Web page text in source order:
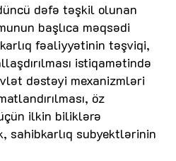
dəfə təşkil olunan
başlıca məqsədi
fəaliyyətinin təşviqi,
istiqamətində
dəstəyi mexanizmləri
öz
ilkin biliklərə
sahibkarlıq subyektlərinin